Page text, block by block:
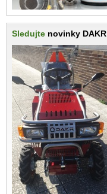
Sledujte novinky DAKR